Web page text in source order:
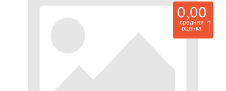
0,00
средняя
оценка